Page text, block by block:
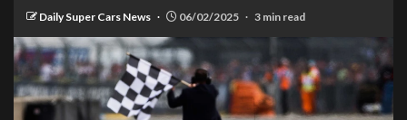
Daily Super Cars News 06/02/2025 3 min read